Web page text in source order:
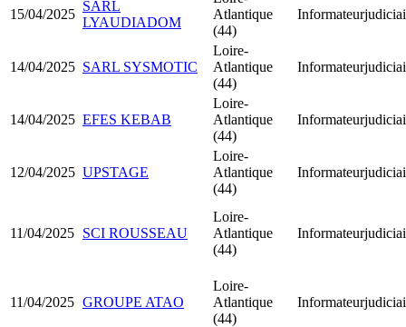
15/04/2025
SARL
LYAUDIADOM
Atlantique
(44)
14/04/2025 SARL SYSMOTIC
Loire-
Atlantique
(44)
14/04/2025 EFES KEBAB
Loire-
Atlantique
(44)
12/04/2025 UPSTAGE
Loire-
Atlantique
(44)
11/04/2025 SCI ROUSSEAU
Loire-
Atlantique
(44)
11/04/2025 GROUPE ATAO
Loire-
Atlantique
(44)